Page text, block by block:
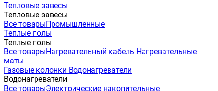
Тепловые завесы
Тепловые завесы
Все товарыПромышленные
Теплые полы
Теплые полы
Все товарыНагревательный кабель Нагревательные
маты
Газовые колонки Водонагреватели
Водонагреватели
Все товарыЭлектрические накопительные